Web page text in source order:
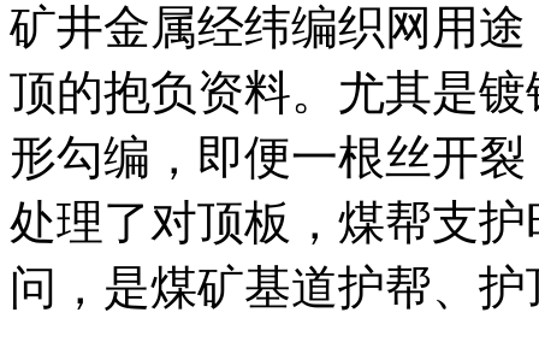
矿井金属经纬编织网用
顶的抱负资料。尤其是
形勾编，即便一根丝开
处理了对顶板，煤帮支
问，是煤矿基道护帮、